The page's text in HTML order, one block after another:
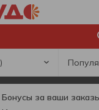
Бонусы за ваши
вопрос